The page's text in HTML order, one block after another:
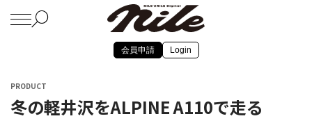
会員申請 Login
PRODUCT
冬の軽井沢をALPINE A110で走る